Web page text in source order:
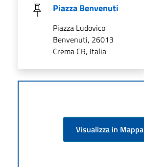
Piazza Benvenuti
Piazza Ludovico
Benvenuti, 26013
Crema CR, Italia
Visualizza in Mappa